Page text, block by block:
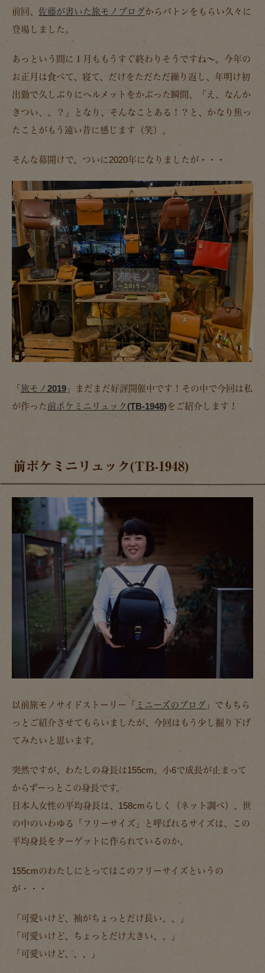
前回、 佐藤が書いた旅モノブログからバトンをもらい久々に
登場しました。
あっという間に１月ももうすぐ終わりそうですね～。今年の
お正月は食べて、寝て、だけをただただ繰り返し、年明け初
出勤で久しぶりにヘルメットをかぶった瞬間、「え、なんか
きつい、、？」となり、そんなことある！？と、かなり焦っ
たことがもう遠い昔に感じます（笑）。
そんな幕開けで、ついに2020年になりましたが・・・
「 旅モノ2019 」まだまだ好評開催中です！その中で今回は私
が作った前ポケミニリュック(TB-1948)をご紹介します！
前ポケミニリュック(TB-1948)
以前旅モノサイドストーリー「 ミニーズのブログ 」でもちら
っとご紹介させてもらいましたが、今回はもう少し掘り下げ
てみたいと思います。
突然ですが、わたしの身長は155cm。小6で成長が止まって
からずーっとこの身長です。
日本人女性の平均身長は、158cmらしく（ネット調べ）、世
の中のいわゆる「フリーサイズ」と呼ばれるサイズは、この
平均身長をターゲットに作られているのか。
155cmのわたしにとってはこのフリーサイズというの
が・・・
「可愛いけど、袖がちょっとだけ長い、、」
「可愛いけど、ちょっとだけ大きい、、」
「可愛いけど、、、」